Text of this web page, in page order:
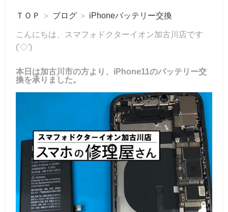
ＴＯＰ ＞ ブログ ＞ iPhoneバッテリー交換
こんにちは、スマフォドクターイオン加古川店です
('◇')ゞ
本日は加古川市の方より、iPhone11のバッテリー交
換を承りました。